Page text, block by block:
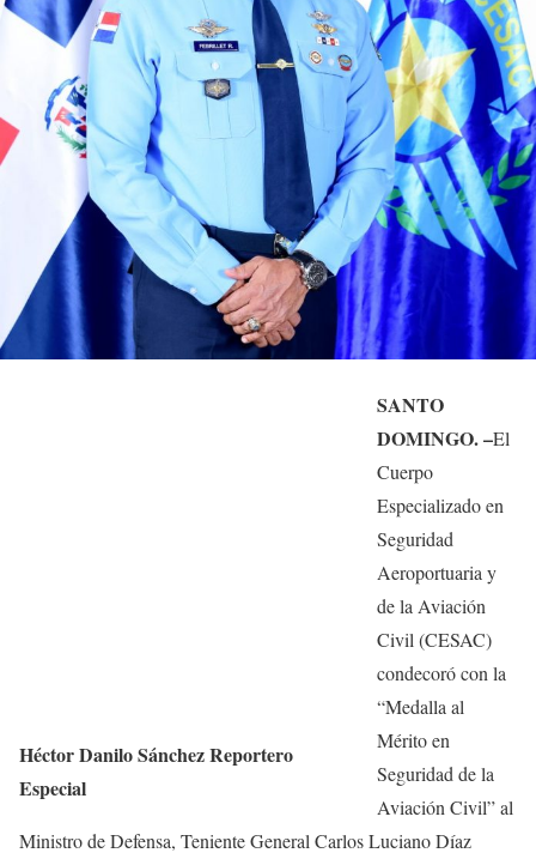
Héctor Danilo Sánchez Reportero
Especial
SANTO
DOMINGO. –El
Cuerpo
Especializado en
Seguridad
Aeroportuaria y
de la Aviación
Civil (CESAC)
condecoró con la
“Medalla al
Mérito en
Seguridad de la
Aviación Civil” al
Ministro de Defensa, Teniente General Carlos Luciano Díaz